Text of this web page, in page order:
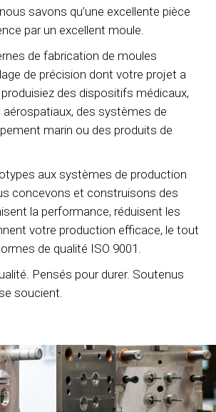
savons qu’une excellente pièce
par un excellent moule.
de fabrication de moules
de précision dont votre projet a
des dispositifs médicaux,
des systèmes de
marin ou des produits de
aux systèmes de production
concevons et construisons des
la performance, réduisent les
votre production efficace, le tout
de qualité ISO 9001.
Pensés pour durer. Soutenus
soucient.